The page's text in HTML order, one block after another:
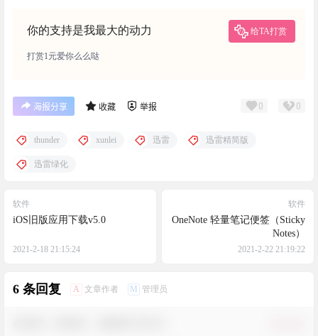
你的支持是我最大的动力 给TA打赏
打赏1元爱你么么哒
海报分享 收藏 举报 0 0
thunder xunlei 迅雷 迅雷精简版
迅雷绿化
软件
iOS旧版应用下载v5.0
2021-2-18 21:15:24
软件
OneNote 轻量笔记便签（Sticky
Notes）
2021-2-22 21:19:22
6 条回复 A 文章作者 M 管理员